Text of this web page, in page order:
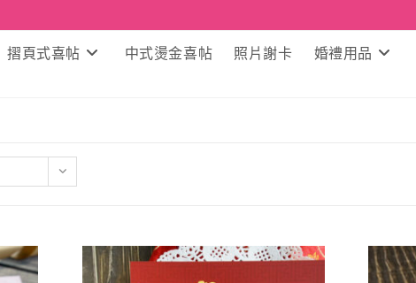
摺頁式喜帖 中式燙金喜帖 照片謝卡 婚禮用品